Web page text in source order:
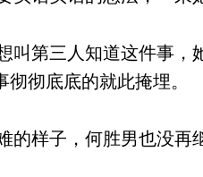
第三人知道这件事，
彻底底的就此掩埋。
样子，何胜男也没再